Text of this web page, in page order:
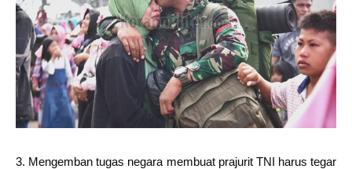
3. Mengemban tugas negara membuat prajurit TNI harus tegar